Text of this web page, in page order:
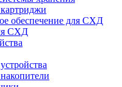
обеспечение для СХД
СХД